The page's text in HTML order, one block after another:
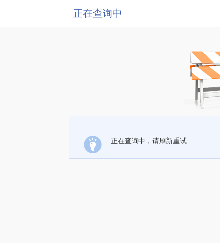
正在查询中
正在查询中，请刷新重试